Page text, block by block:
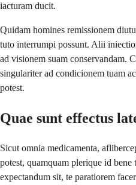
iacturam ducit.
Quidam homines remissionem
tuto interrumpi possunt. Alii
ad visionem suam conservandam.
singulariter ad condicionem tuam
potest.
Quae sunt effectus
Sicut omnia medicamenta,
potest, quamquam plerique id
expectandum sit, te paratiorem